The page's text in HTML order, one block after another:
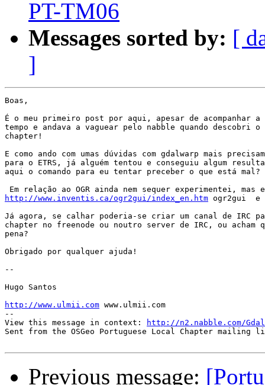
PT-TM06
Messages sorted by: [
]
Boas,
É o meu primeiro post por aqui, apesar de acompanhar a
tempo e andava a vaguear pelo nabble quando descobri
chapter!
E como ando com umas dúvidas com gdalwarp mais
para o ETRS, já alguém tentou e conseguiu algum
aqui o comando para eu tentar preceber o que está mal?
http://www.inventis.ca/ogr2gui/index_en.htm ogr2gui  e
Já agora, se calhar poderia-se criar um canal de IRC
chapter no freenode ou noutro server de IRC, ou acham
pena?
Obrigado por qualquer ajuda!
--
Hugo Santos
http://www.ulmii.com www.ulmii.com
--
View this message in context:
http://n2.nabble.com/
Sent from the OSGeo Portuguese Local Chapter mailing
Previous message: